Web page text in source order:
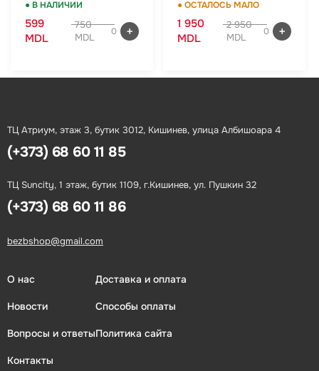
● В НАЛИЧИИ
599
MDL
750
MDL
0
● ОСТАЛОСЬ МАЛО
1 950
MDL
2 950
MDL
0
ТЦ Атриум, этаж 3, бутик 3012, Кишинев, улица Албишоара 4
(+373) 68 60 11 85
ТЦ Suncity, 1 этаж, бутик 1109, г.Кишинев, ул. Пушкин 32
(+373) 68 60 11 86
bezbshop@gmail.com
О нас
Новости
Вопросы и ответы
Контакты
Доставка и оплата
Способы оплаты
Политика сайта